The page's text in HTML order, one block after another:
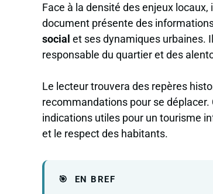
Face à la densité des enjeux
document présente des
social et ses dynamiques urbaines.
responsable du quartier et des
Le lecteur trouvera des repères
recommandations pour se
indications utiles pour un tourisme
et le respect des habitants.
EN BREF